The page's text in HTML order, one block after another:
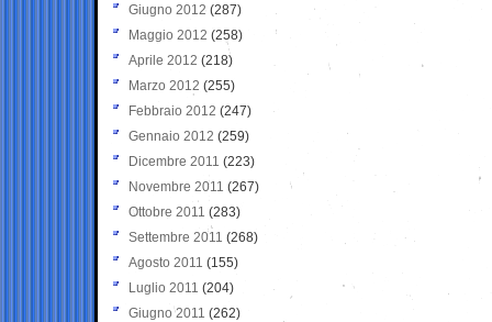
Giugno 2012 (287)
Maggio 2012 (258)
Aprile 2012 (218)
Marzo 2012 (255)
Febbraio 2012 (247)
Gennaio 2012 (259)
Dicembre 2011 (223)
Novembre 2011 (267)
Ottobre 2011 (283)
Settembre 2011 (268)
Agosto 2011 (155)
Luglio 2011 (204)
Giugno 2011 (262)